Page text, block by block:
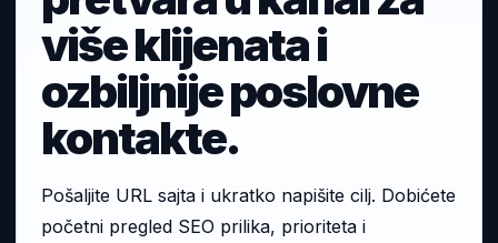
više klijenata i
ozbiljnije poslovne
kontakte.
Pošaljite URL sajta i ukratko napišite cilj. Dobićete
početni pregled SEO prilika, prioriteta i